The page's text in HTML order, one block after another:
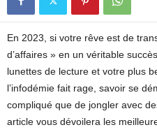
En 2023, si votre rêve est de
d’affaires » en un véritable
lunettes de lecture et votre plus
l’infodémie fait rage, savoir se
compliqué que de jongler avec
article vous dévoilera les